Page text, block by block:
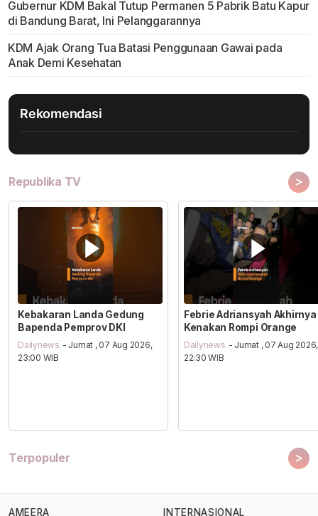
Gubernur KDM Bakal Tutup Permanen 5 Pabrik Batu Kapur
di Bandung Barat, Ini Pelanggarannya
KDM Ajak Orang Tua Batasi Penggunaan Gawai pada
Anak Demi Kesehatan
Rekomendasi
Republika TV >
Kebakaran Landa Gedung
Bapenda Pemprov DKI
Dailynews - Jumat , 07 Aug 2026,
23:00 WIB
Febrie Adriansyah Akhirnya
Kenakan Rompi Orange
Dailynews - Jumat , 07 Aug 2026,
22:30 WIB
Terpopuler >
AMEERA INTERNASIONAL